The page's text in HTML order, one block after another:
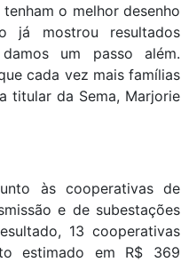
o melhor desenho
já mostrou resultados
um passo além.
cada vez mais famílias
titular da Sema, Marjorie
às cooperativas de
e de subestações
13 cooperativas
estimado em R$ 369